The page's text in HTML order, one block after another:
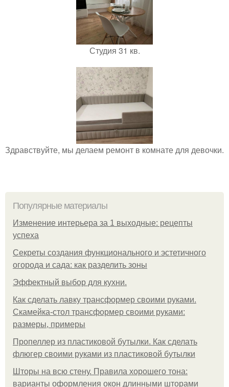
Студия 31 кв.
Здравствуйте, мы делаем ремонт в комнате для девочки.
Популярные материалы
Изменение интерьера за 1 выходные: рецепты
успеха
Секреты создания функционального и эстетичного
огорода и сада: как разделить зоны
Эффектный выбор для кухни.
Как сделать лавку трансформер своими руками.
Скамейка-стол трансформер своими руками:
размеры, примеры
Пропеллер из пластиковой бутылки. Как сделать
флюгер своими руками из пластиковой бутылки
Шторы на всю стену. Правила хорошего тона:
варианты оформления окон длинными шторами